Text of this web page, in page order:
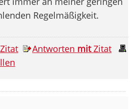
Regelmäßigkeit.
Zitat Antworten mitZitat